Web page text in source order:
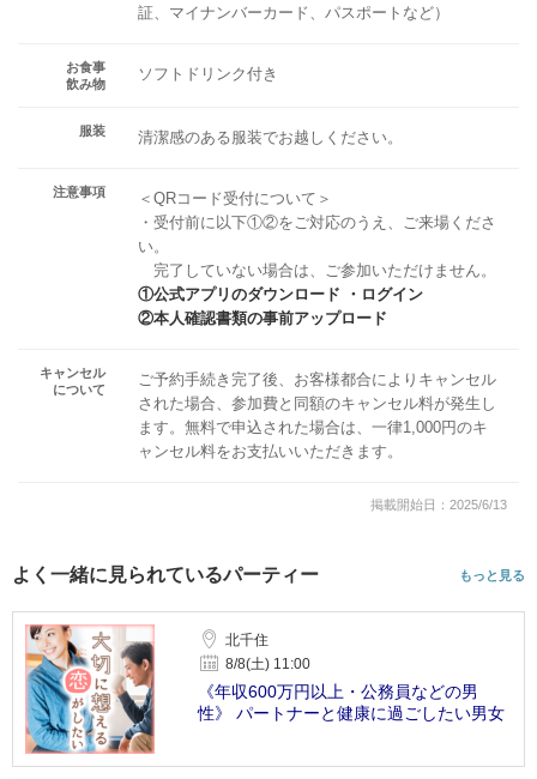
証、マイナンバーカード、パスポートなど）
お食事
飲み物
ソフトドリンク付き
服装 清潔感のある服装でお越しください。
注意事項
＜QRコード受付について＞
・受付前に以下①②をご対応のうえ、ご来場くださ
い。
完了していない場合は、ご参加いただけません。
①公式アプリのダウンロード ・ログイン
②本人確認書類の事前アップロード
キャンセル
について
ご予約手続き完了後、お客様都合によりキャンセル
された場合、参加費と同額のキャンセル料が発生し
ます。無料で申込された場合は、一律1,000円のキ
ャンセル料をお支払いいただきます。
掲載開始日：2025/6/13
よく一緒に見られているパーティー もっと見る
北千住
8/8(土) 11:00
《年収600万円以上・公務員などの男
性》 パートナーと健康に過ごしたい男女